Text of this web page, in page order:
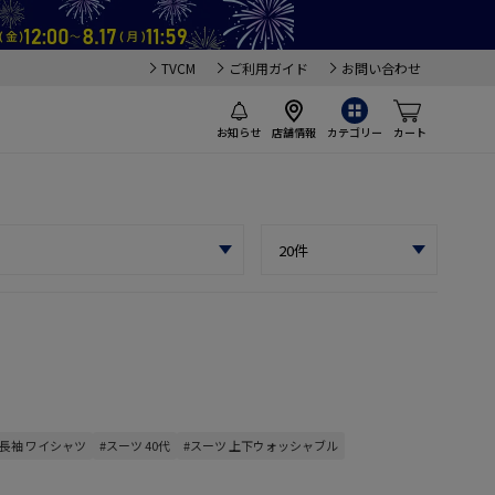
TVCM ご利用ガイド お問い合わせ
お知らせ 店舗情報 カテゴリー カート
袖 ワイシャツ #スーツ 40代 #スーツ 上下ウォッシャブル